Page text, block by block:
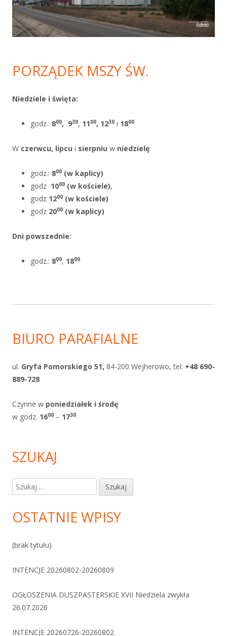
PORZĄDEK MSZY ŚW.
Niedziele i święta:
godz.: 800, 930, 11 00, 1230 i 1800
W czerwcu, lipcu i sierpniu w niedzielę:
godz.: 800 (w kaplicy)
godz 1000 (w kościele),
godz 1200 (w kościele)
godz 2000 (w kaplicy)
Dni powszednie:
godz.: 800, 1800
BIURO PARAFIALNE
ul. Gryfa Pomorskiego 51, 84-200 Wejherowo, tel: +48 690-
889-728
Czynne w poniedziałek i środę
w godz. 1600 – 1730
SZUKAJ
Szukaj:
OSTATNIE WPISY
(brak tytułu)
INTENCJE 20260802-20260809
OGŁOSZENIA DUSZPASTERSKIE XVII Niedziela zwykła
26.07.2026
INTENCJE 20260726-20260802